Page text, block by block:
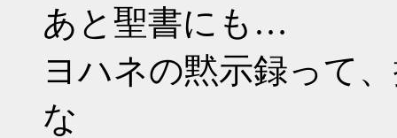
あと聖書にも…
ヨハネの黙示録って
な